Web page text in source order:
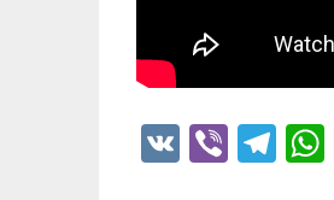
VK Viber